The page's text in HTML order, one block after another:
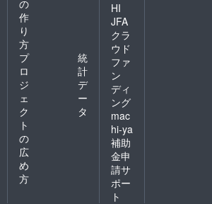
の
作
り
方
プ
ロ
ジ
ェ
ク
ト
の
広
め
方
統
計
デ
ー
タ
HI
JFA
クラ
ウド
ファ
ン
ディ
ング
mac
hi-ya
補助
金申
請サ
ポー
ト